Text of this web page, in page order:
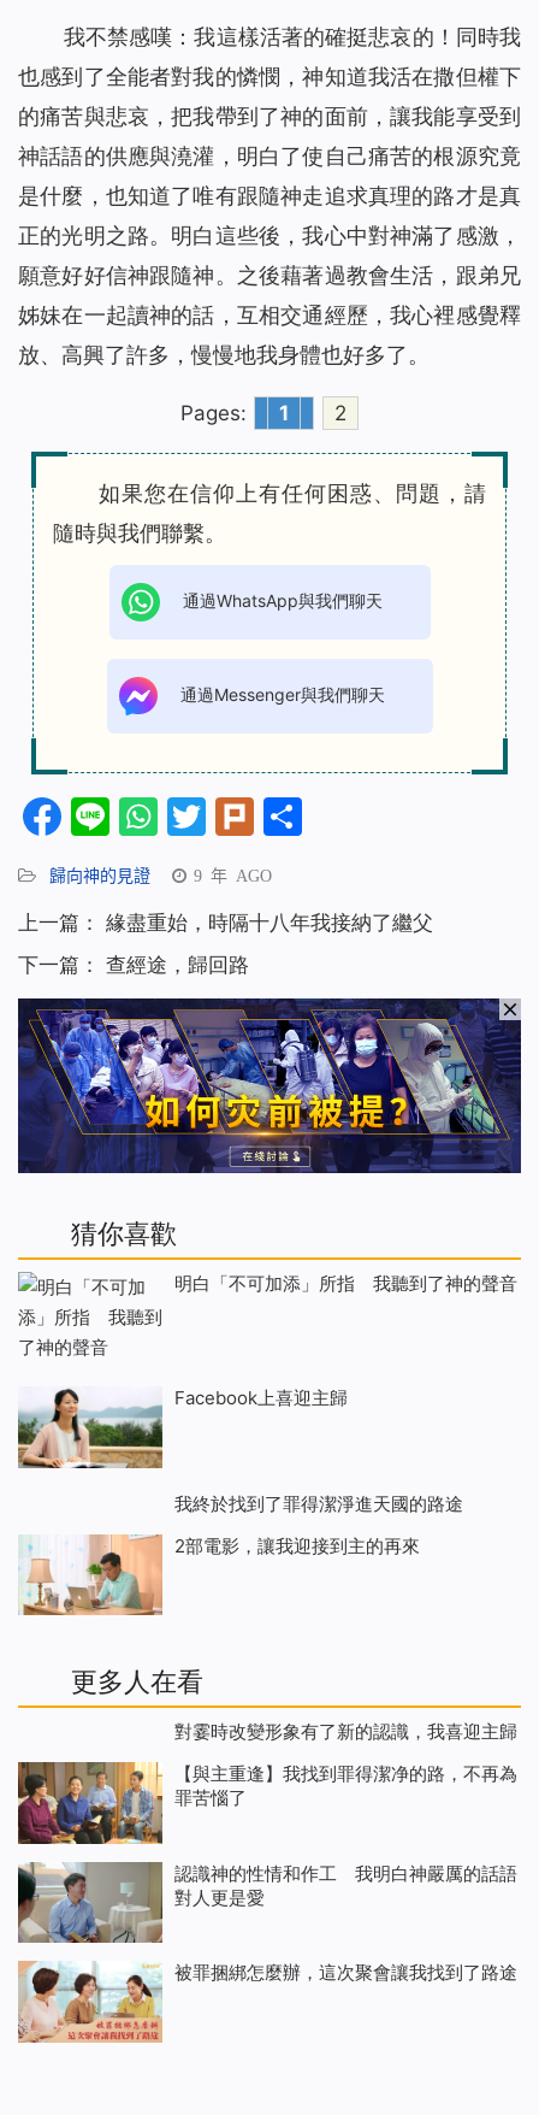
我不禁感嘆：我這樣活著的確挺悲哀的！同時我
也感到了全能者對我的憐憫，神知道我活在撒但權下
的痛苦與悲哀，把我帶到了神的面前，讓我能享受到
神話語的供應與澆灌，明白了使自己痛苦的根源究竟
是什麼，也知道了唯有跟隨神走追求真理的路才是真
正的光明之路。明白這些後，我心中對神滿了感激，
願意好好信神跟隨神。之後藉著過教會生活，跟弟兄
姊妹在一起讀神的話，互相交通經歷，我心裡感覺釋
放、高興了許多，慢慢地我身體也好多了。
Pages: 1 2
如果您在信仰上有任何困惑、問題，請
隨時與我們聯繫。
通過WhatsApp與我們聊天
通過Messenger與我們聊天
Facebook
LineWhatsApp
Twitter
Plurk
歸向神的見證 9 年 AGO
上一篇： 緣盡重始，時隔十八年我接納了繼父
下一篇： 查經途，歸回路
猜你喜歡
明白「不可加添」所指 我聽到了神的聲音
Facebook上喜迎主歸
我終於找到了罪得潔淨進天國的路途
2部電影，讓我迎接到主的再來
更多人在看
對霎時改變形象有了新的認識，我喜迎主歸
罪苦惱了
對人更是愛